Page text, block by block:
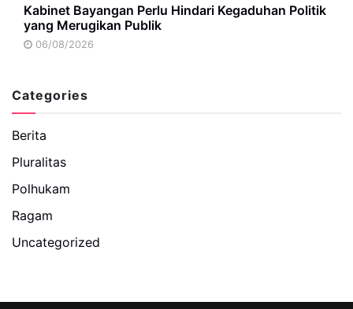
Kabinet Bayangan Perlu Hindari Kegaduhan Politik
yang Merugikan Publik
06/08/2026
Categories
Berita
Pluralitas
Polhukam
Ragam
Uncategorized